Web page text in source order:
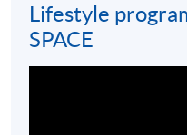
Lifestyle
SPACE